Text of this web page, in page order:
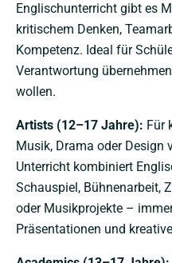
Englischunterricht gibt es
kritischem Denken,
Kompetenz. Ideal für
Verantwortung
wollen.
Artists (12–17 Jahre): Für
Musik, Drama oder Design
Unterricht kombiniert
Schauspiel, Bühnenarbeit,
oder Musikprojekte –
Präsentationen und